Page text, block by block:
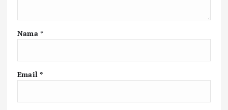
Nama *
Email *